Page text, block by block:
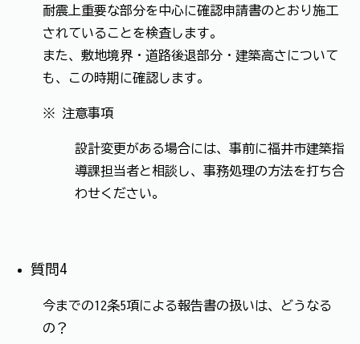
耐震上重要な部分を中心に確認申請書のとおり施工
されていることを検査します。
また、敷地境界・道路後退部分・建築高さについて
も、この時期に確認します。
※ 注意事項
設計変更がある場合には、事前に福井市建築指
導課担当者と相談し、事務処理の方法を打ち合
わせください。
質問4
今までの12条5項による報告書の扱いは、どうなる
の？